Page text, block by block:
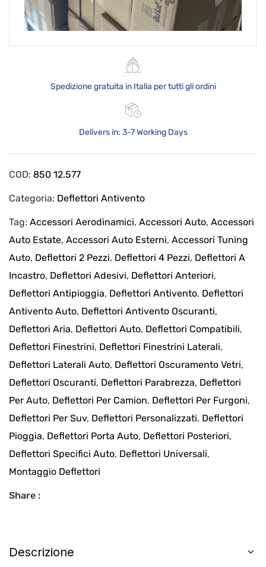
Spedizione gratuita in Italia per tutti gli ordini
Delivers in: 3-7 Working Days
COD: 850 12.577
Categoria: Deflettori Antivento
Tag: Accessori Aerodinamici, Accessori Auto, Accessori
Auto Estate, Accessori Auto Esterni, Accessori Tuning
Auto, Deflettori 2 Pezzi, Deflettori 4 Pezzi, Deflettori A
Incastro, Deflettori Adesivi, Deflettori Anteriori,
Deflettori Antipioggia, Deflettori Antivento, Deflettori
Antivento Auto, Deflettori Antivento Oscuranti,
Deflettori Aria, Deflettori Auto, Deflettori Compatibili,
Deflettori Finestrini, Deflettori Finestrini Laterali,
Deflettori Laterali Auto, Deflettori Oscuramento Vetri,
Deflettori Oscuranti, Deflettori Parabrezza, Deflettori
Per Auto, Deflettori Per Camion, Deflettori Per Furgoni,
Deflettori Per Suv, Deflettori Personalizzati, Deflettori
Pioggia, Deflettori Porta Auto, Deflettori Posteriori,
Deflettori Specifici Auto, Deflettori Universali,
Montaggio Deflettori
Share :
Descrizione